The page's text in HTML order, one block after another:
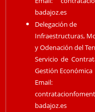
badajoz.es
Delegación de
Infraestructuras,
y Odenación del
Servicio de
Gestión Económica
Email:
badajoz.es